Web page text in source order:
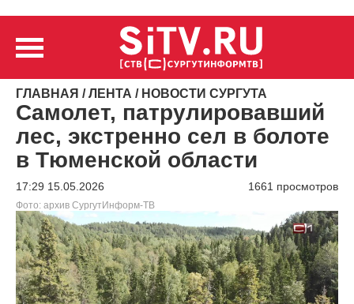
ГЛАВНАЯ /ЛЕНТА / НОВОСТИ СУРГУТА
Самолет, патрулировавший
лес, экстренно сел в болоте
в Тюменской области
17:29 15.05.2026 1661 просмотров
Фото: архив СургутИнформ-ТВ